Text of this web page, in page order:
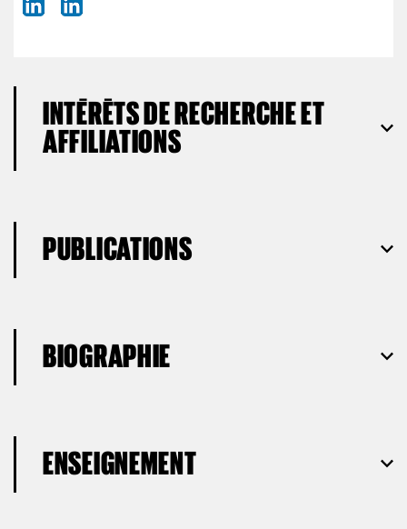
INTÉRÊTS DE RECHERCHE ET
AFFILIATIONS
PUBLICATIONS
BIOGRAPHIE
ENSEIGNEMENT